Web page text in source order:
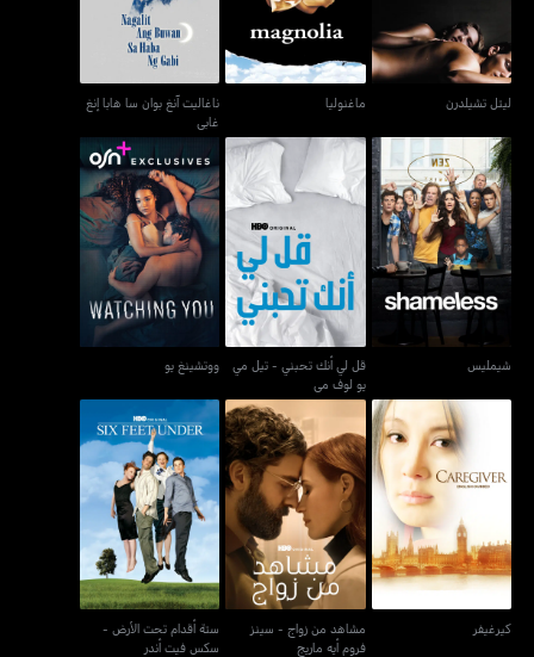
ليتل تشيلدرن ماغنوليا
ناغاليت آنغ بوان سا هابا إنغ
غابي
شيمليس
شيمليس
قل لي أنك تحبني - تيل مي
يو لوف مي
قل لي أنك تحبني - تيل مي
يو لوف مي
ووتشينغ يو
ووتشينغ يو
كيرغيفر
كيرغيفر
مشاهد من زواج - سينز
فروم أيه ماريج
مشاهد من زواج - سينز
فروم أيه ماريج
ستة أقدام تحت الأرض -
سكس فيت أندر
ستة أقدام تحت الأرض -
سكس فيت أندر